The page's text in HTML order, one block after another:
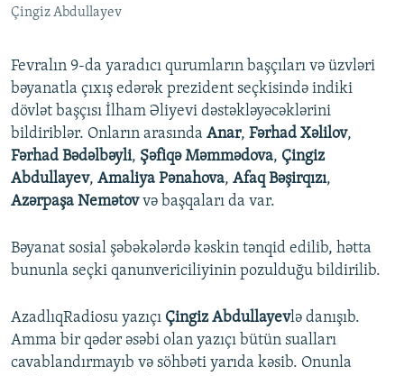
XƏBƏR BÜLLETENLƏRIMIZ
Çingiz Abdullayev
Fevralın 9-da yaradıcı qurumların başçıları və üzvləri
bəyanatla çıxış edərək prezident seçkisində indiki
dövlət başçısı İlham Əliyevi dəstəkləyəcəklərini
bildiriblər. Onların arasında Anar, Fərhad Xəlilov,
Fərhad Bədəlbəyli, Şəfiqə Məmmədova, Çingiz
Abdullayev, Amaliya Pənahova, Afaq Bəşirqızı,
Azərpaşa Nemətovvə başqaları da var.
Bəyanat sosial şəbəkələrdə kəskin tənqid edilib, hətta
bununla seçki qanunvericiliyinin pozulduğu bildirilib.
AzadlıqRadiosu yazıçı Çingiz Abdullayevlə danışıb.
Amma bir qədər əsəbi olan yazıçı bütün sualları
cavablandırmayıb və söhbəti yarıda kəsib. Onunla